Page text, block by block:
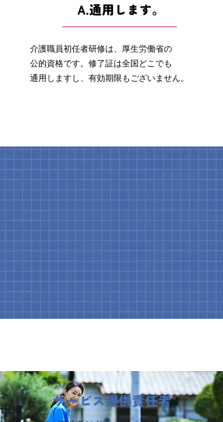
介護職員初任者研修は、厚生労働省の
公的資格です。修了証は全国どこでも
通用しますし、有効期限もございません。
A.通用します。
サービス提供責任者